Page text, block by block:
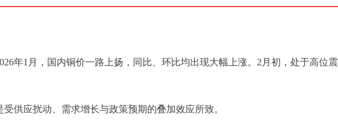
年1月，国内铜价一路上扬，同比、环比均出现大幅上涨。2月初，处于高位震
供应扰动、需求增长与政策预期的叠加效应所致。